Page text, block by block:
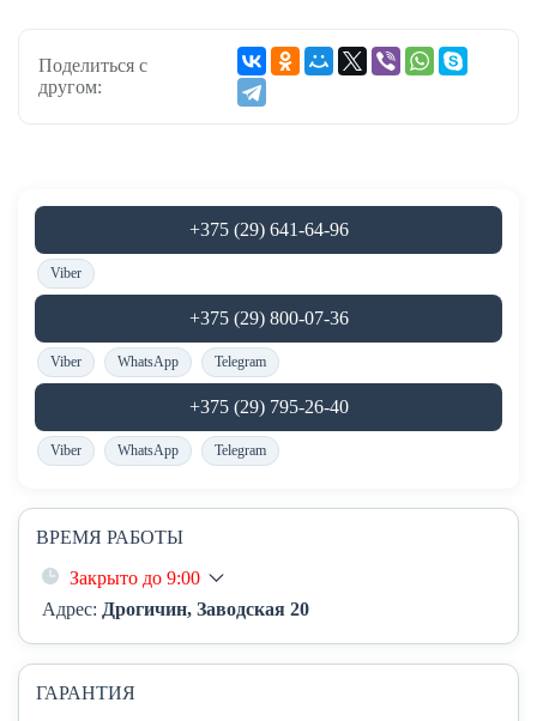
Поделиться с
другом:
+375 (29) 641-64-96
Viber
+375 (29) 800-07-36
Viber WhatsApp Telegram
+375 (29) 795-26-40
Viber WhatsApp Telegram
ВРЕМЯ РАБОТЫ
Закрыто до 9:00
Адрес: Дрогичин, Заводская 20
ГАРАНТИЯ